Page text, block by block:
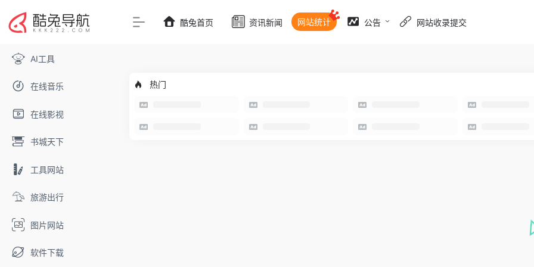
AI工具
在线音乐
在线影视
书城天下
工具网站
旅游出行
图片网站
软件下载
酷兔首页 资讯新闻 网站统计 公告 网站收录提交
热门